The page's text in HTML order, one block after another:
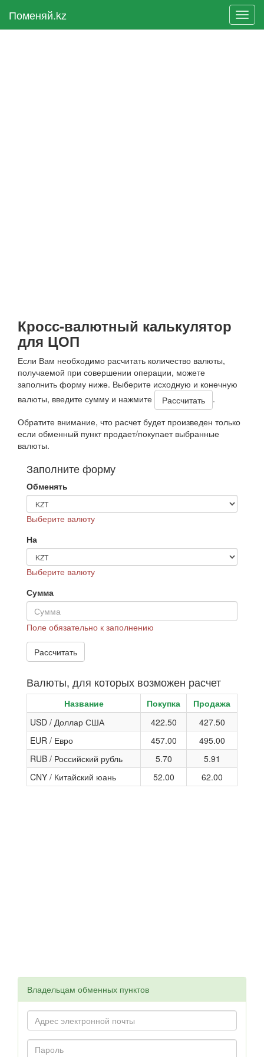
Поменяй.kz
Кросс-валютный калькулятор
для ЦОП
Если Вам необходимо расчитать количество валюты,
получаемой при совершении операции, можете
заполнить форму ниже. Выберите исходную и конечную
валюты, введите сумму и нажмите
.
Обратите внимание, что расчет будет произведен только
если обменный пункт продает/покупает выбранные
валюты.
Заполните форму
Обменять
Выберите валюту
На
Выберите валюту
Сумма
Поле обязательно к заполнению
Валюты, для которых возможен расчет
Название Покупка
Продажа
USD / Доллар США
422.50
427.50
EUR / Евро
457.00
495.00
RUB / Российский рубль
5.70
5.91
CNY / Китайский юань
52.00 62.00
Владельцам обменных пунктов